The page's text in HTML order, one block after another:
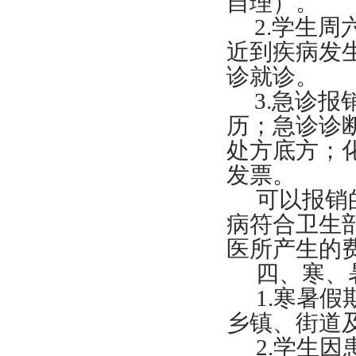
2.学生周
近到疾病发
诊就诊。
3.急诊报
历；急诊诊
处方底方；
发票。
可以报销
病符合卫生
医所产生的
四、寒
1.寒暑假
乡镇、街道
2.学生因